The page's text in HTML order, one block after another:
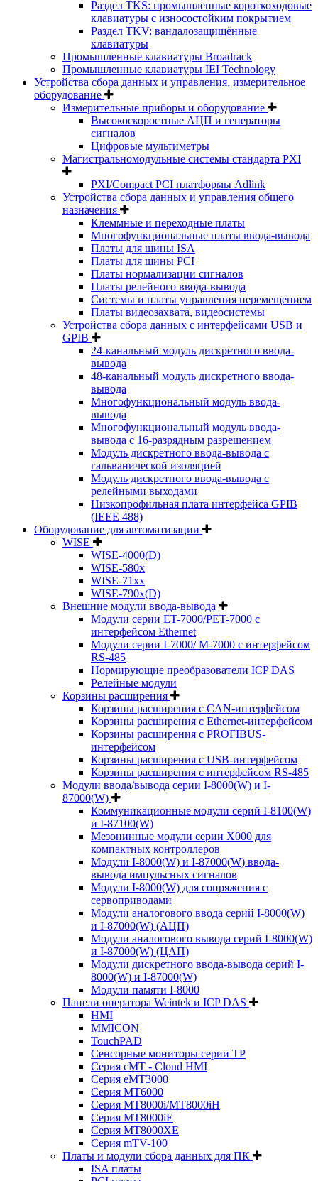
Раздел TKS: промышленные короткоходовые
клавиатуры с износостойким покрытием
Раздел TKV: вандалозащищённые
клавиатуры
Промышленные клавиатуры Broadrack
Промышленные клавиатуры IEI Technology
Устройства сбора данных и управления, измерительное
оборудование
Измерительные приборы и оборудование
Высокоскоростные АЦП и генераторы
сигналов
Цифровые мультиметры
Магистральномодульные системы стандарта PXI
PXI/Compact PCI платформы Adlink
Устройства сбора данных и управления общего
назначения
Клеммные и переходные платы
Многофункциональные платы ввода-вывода
Платы для шины ISA
Платы для шины PCI
Платы нормализации сигналов
Платы релейного ввода-вывода
Системы и платы управления перемещением
Платы видеозахвата, видеосистемы
Устройства сбора данных с интерфейсами USB и
GPIB
24-канальный модуль дискретного ввода-
вывода
48-канальный модуль дискретного ввода-
вывода
Многофункциональный модуль ввода-
вывода
Многофункциональный модуль ввода-
вывода c 16-разрядным разрешением
Модуль дискретного ввода-вывода с
гальванической изоляцией
Модуль дискретного ввода-вывода с
релейными выходами
Низкопрофильная плата интерфейса GPIB
(IEEE 488)
Оборудование для автоматизации
WISE
WISE-4000(D)
WISE-580x
WISE-71xx
WISE-790x(D)
Внешние модули ввода-вывода
Модули серии ET-7000/PET-7000 с
интерфейсом Ethernet
Модули серии I-7000/ M-7000 с интерфейсом
RS-485
Нормирующие преобразователи ICP DAS
Релейные модули
Корзины расширения
Корзины расширения с CAN-интерфейсом
Корзины расширения с Ethernet-интерфейсом
Корзины расширения с PROFIBUS-
интерфейсом
Корзины расширения с USB-интерфейсом
Корзины расширения с интерфейсом RS-485
Модули ввода/вывода серии I-8000(W) и I-
87000(W)
Коммуникационные модули серий I-8100(W)
и I-87100(W)
Мезонинные модули серии X000 для
компактных контроллеров
Модули I-8000(W) и I-87000(W) ввода-
вывода импульсных сигналов
Модули I-8000(W) для сопряжения с
сервоприводами
Модули аналогового ввода серий I-8000(W)
и I-87000(W) (АЦП)
Модули аналогового вывода серий I-8000(W)
и I-87000(W) (ЦАП)
Модули дискретного ввода-вывода серий I-
8000(W) и I-87000(W)
Модули памяти I-8000
Панели оператора Weintek и ICP DAS
HMI
MMICON
TouchPAD
Сенсорные мониторы серии TP
Серия cMT - Cloud HMI
Серия eMT3000
Серия MT6000
Серия MT8000i/MT8000iH
Серия MT8000iE
Серия MT8000XE
Серия mTV-100
Платы и модули сбора данных для ПК
ISA платы